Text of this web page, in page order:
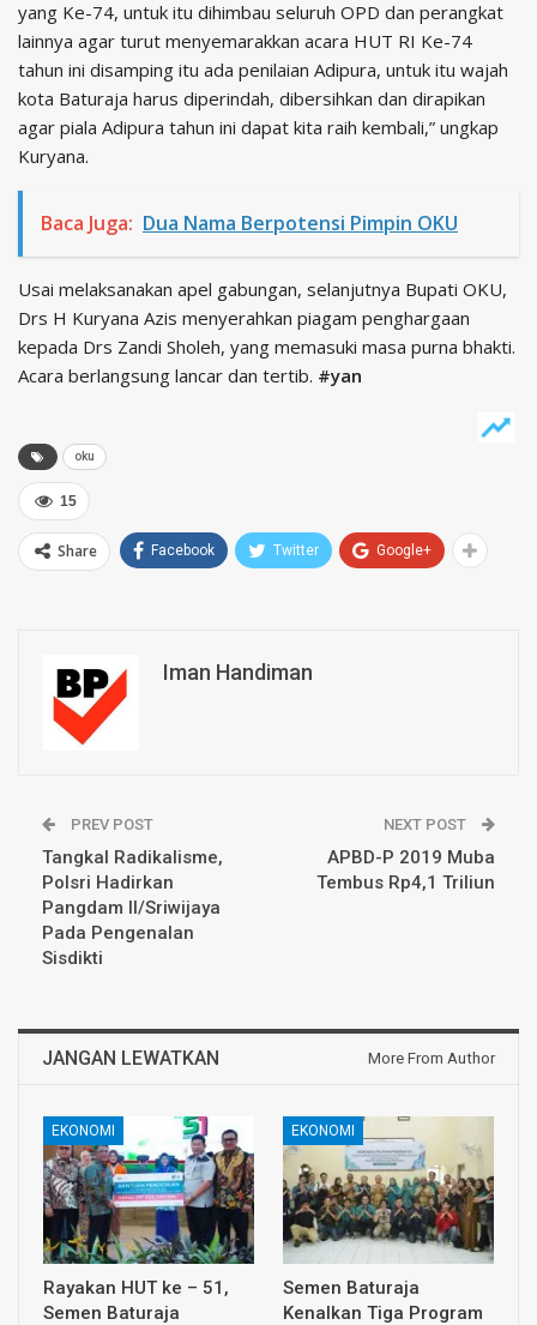
yang Ke-74, untuk itu dihimbau seluruh OPD dan perangkat
lainnya agar turut menyemarakkan acara HUT RI Ke-74
tahun ini disamping itu ada penilaian Adipura, untuk itu wajah
kota Baturaja harus diperindah, dibersihkan dan dirapikan
agar piala Adipura tahun ini dapat kita raih kembali,” ungkap
Kuryana.
Baca Juga: Dua Nama Berpotensi Pimpin OKU
Usai melaksanakan apel gabungan, selanjutnya Bupati OKU,
Drs H Kuryana Azis menyerahkan piagam penghargaan
kepada Drs Zandi Sholeh, yang memasuki masa purna bhakti.
Acara berlangsung lancar dan tertib. #yan
oku
15
Share Facebook Twitter Google+
Iman Handiman
PREV POST
Tangkal Radikalisme,
Polsri Hadirkan
Pangdam II/Sriwijaya
Pada Pengenalan
Sisdikti
NEXT POST
APBD-P 2019 Muba
Tembus Rp4,1 Triliun
JANGAN LEWATKAN More From Author
EKONOMI
Rayakan HUT ke – 51,
Semen Baturaja
EKONOMI
Semen Baturaja
Kenalkan Tiga Program